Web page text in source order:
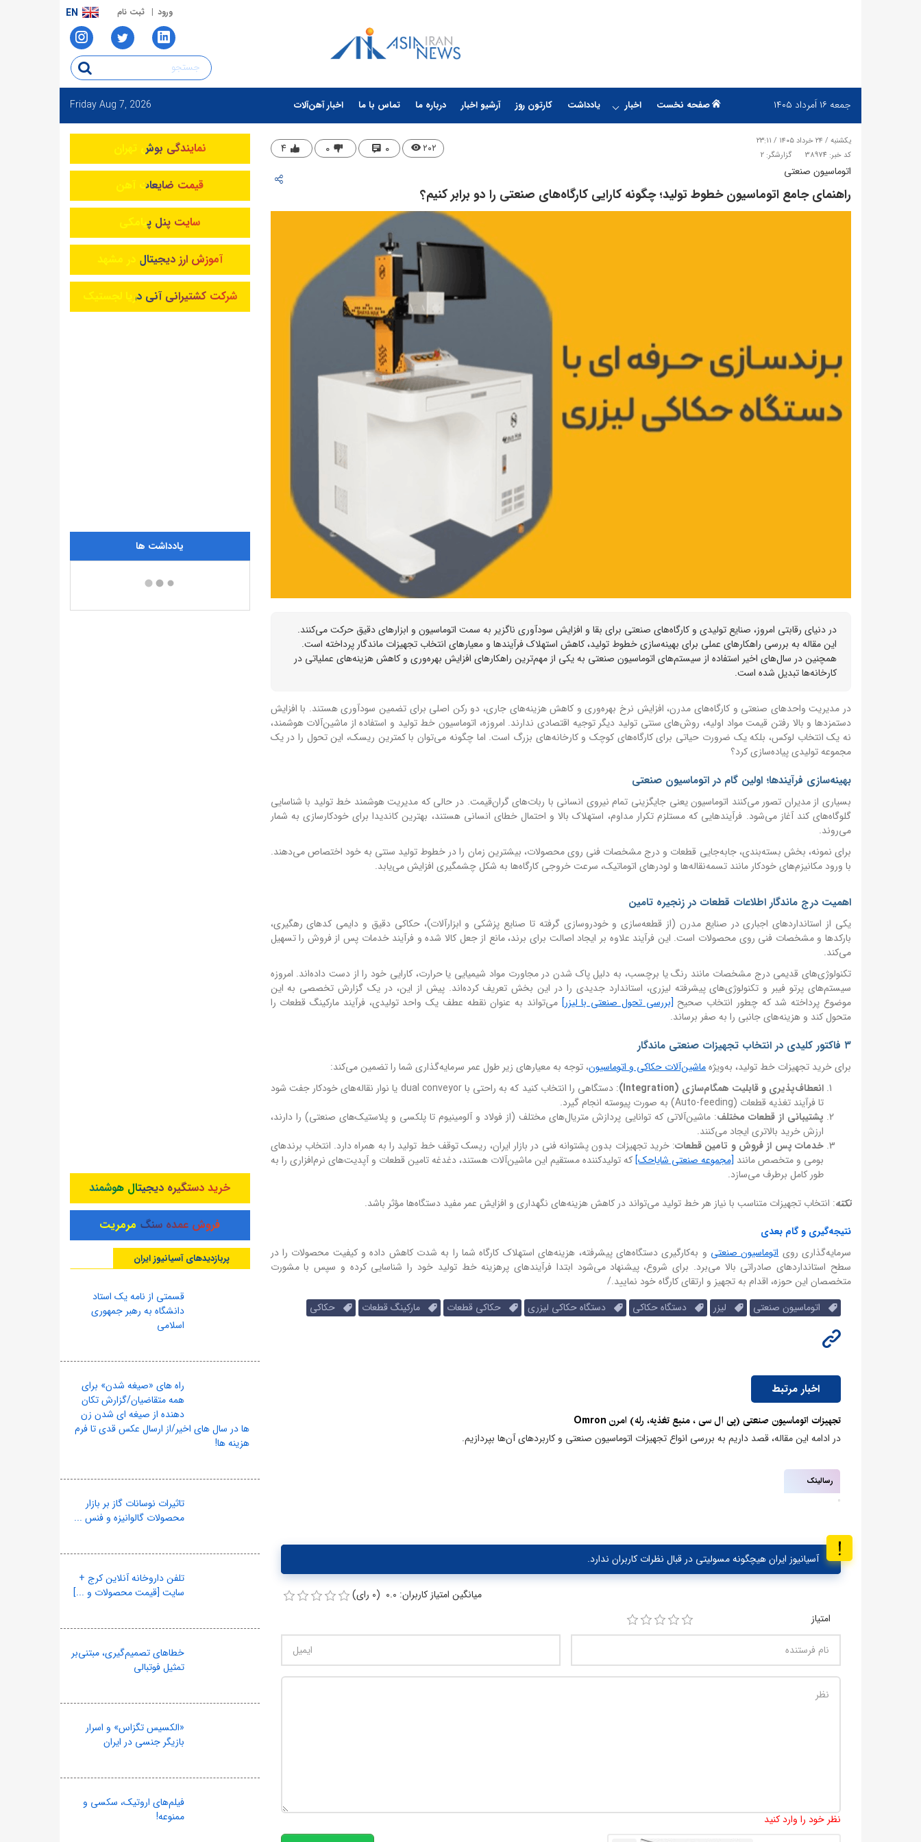
ورود ثبت نام EN
جمعه ۱۶ اَمرداد ۱۴۰۵ صفحه نخست اخبار یادداشت کارتون روز آرشیو اخبار درباره ما تماس با ما اخبار آهن‌آلات FridayAug 7, 2026
یکشنبه / ۲۴ خرداد ۱۴۰۵ / ۲۳:۱۱
کد خبر: 38974
گزارشگر: 2 ۲۰۲ ۰ ۰ ۴
اتوماسیون صنعتی
راهنمای جامع اتوماسیون خطوط تولید؛ چگونه کارایی کارگاه‌های صنعتی را دو برابر کنیم؟
در دنیای رقابتی امروز، صنایع تولیدی و کارگاه‌های صنعتی برای بقا و افزایش سودآوری ناگزیر به سمت اتوماسیون و ابزارهای دقیق حرکت می‌کنند.
این مقاله به بررسی راهکارهای عملی برای بهینه‌سازی خطوط تولید، کاهش استهلاک فرآیندها و معیارهای انتخاب تجهیزات ماندگار پرداخته است.
همچنین در سال‌های اخیر استفاده از سیستم‌های اتوماسیون صنعتی به یکی از مهم‌ترین راهکارهای افزایش بهره‌وری و کاهش هزینه‌های عملیاتی در
کارخانه‌ها تبدیل شده است.
در مدیریت واحدهای صنعتی و کارگاه‌های مدرن، افزایش نرخ بهره‌وری و کاهش هزینه‌های جاری، دو رکن اصلی برای تضمین سودآوری هستند. با افزایش
دستمزدها و بالا رفتن قیمت مواد اولیه، روش‌های سنتی تولید دیگر توجیه اقتصادی ندارند. امروزه، اتوماسیون خط تولید و استفاده از ماشین‌آلات هوشمند،
نه یک انتخاب لوکس، بلکه یک ضرورت حیاتی برای کارگاه‌های کوچک و کارخانه‌های بزرگ است. اما چگونه می‌توان با کمترین ریسک، این تحول را در یک
مجموعه تولیدی پیاده‌سازی کرد؟
بهینه‌سازی فرآیندها؛ اولین گام در اتوماسیون صنعتی
بسیاری از مدیران تصور می‌کنند اتوماسیون یعنی جایگزینی تمام نیروی انسانی با ربات‌های گران‌قیمت. در حالی که مدیریت هوشمند خط تولید با شناسایی
گلوگاه‌های کند آغاز می‌شود. فرآیندهایی که مستلزم تکرار مداوم، استهلاک بالا و احتمال خطای انسانی هستند، بهترین کاندیدا برای خودکارسازی به شمار
می‌روند.
برای نمونه، بخش بسته‌بندی، جابه‌جایی قطعات و درج مشخصات فنی روی محصولات، بیشترین زمان را در خطوط تولید سنتی به خود اختصاص می‌دهند.
با ورود مکانیزم‌های خودکار مانند تسمه‌نقاله‌ها و لودرهای اتوماتیک، سرعت خروجی کارگاه‌ها به شکل چشمگیری افزایش می‌یابد.
اهمیت درج ماندگار اطلاعات قطعات در زنجیره تامین
یکی از استانداردهای اجباری در صنایع مدرن (از قطعه‌سازی و خودروسازی گرفته تا صنایع پزشکی و ابزارآلات)، حکاکی دقیق و دایمی کدهای رهگیری،
بارکدها و مشخصات فنی روی محصولات است. این فرآیند علاوه بر ایجاد اصالت برای برند، مانع از جعل کالا شده و فرآیند خدمات پس از فروش را تسهیل
می‌کند.
تکنولوژی‌های قدیمی درج مشخصات مانند رنگ یا برچسب، به دلیل پاک شدن در مجاورت مواد شیمیایی یا حرارت، کارایی خود را از دست داده‌اند. امروزه
سیستم‌های پرتو فیبر و تکنولوژی‌های پیشرفته لیزری، استاندارد جدیدی را در این بخش تعریف کرده‌اند. پیش از این، در یک گزارش تخصصی به این
موضوع پرداخته شد که چطور انتخاب صحیح [بررسی تحول صنعتی با لیزر] می‌تواند به عنوان نقطه عطف یک واحد تولیدی، فرآیند مارکینگ قطعات را
متحول کند و هزینه‌های جانبی را به صفر برساند.
۳ فاکتور کلیدی در انتخاب تجهیزات صنعتی ماندگار
برای خرید تجهیزات خط تولید، به‌ویژهماشین‌آلات حکاکی و اتوماسیون، توجه به معیارهای زیر طول عمر سرمایه‌گذاری شما را تضمین می‌کند:
انعطاف‌پذیری و قابلیت همگام‌سازی (Integration)
: دستگاهی را انتخاب کنید که به راحتی با dual conveyor یا نوار نقاله‌های خودکار جفت شود
تا فرآیند تغذیه قطعات (Auto-feeding) به صورت پیوسته انجام گیرد.
پشتیبانی از قطعات مختلف: ماشین‌آلاتی که توانایی پردازش متریال‌های مختلف (از فولاد و آلومینیوم تا پلکسی و پلاستیک‌های صنعتی) را دارند،
ارزش خرید بالاتری ایجاد می‌کنند.
خدمات پس از فروش و تامین قطعات: خرید تجهیزات بدون پشتوانه فنی در بازار ایران، ریسک توقف خط تولید را به همراه دارد. انتخاب برندهای
بومی و متخصص مانند [مجموعه صنعتی شایاحک] که تولیدکننده مستقیم این ماشین‌آلات هستند، دغدغه تامین قطعات و آپدیت‌های نرم‌افزاری را به
طور کامل برطرف می‌سازد.
نکته: انتخاب تجهیزات متناسب با نیاز هر خط تولید می‌تواند در کاهش هزینه‌های نگهداری و افزایش عمر مفید دستگاه‌ها مؤثر باشد.
نتیجه‌گیری و گام بعدی
سرمایه‌گذاری رویاتوماسیون صنعتی و به‌کارگیری دستگاه‌های پیشرفته، هزینه‌های استهلاک کارگاه شما را به شدت کاهش داده و کیفیت محصولات را در
سطح استانداردهای صادراتی بالا می‌برد. برای شروع، پیشنهاد می‌شود ابتدا فرآیندهای پرهزینه خط تولید خود را شناسایی کرده و سپس با مشورت
متخصصان این حوزه، اقدام به تجهیز و ارتقای کارگاه خود نمایید./
اتوماسیون صنعتی
لیزر دستگاه حکاکی دستگاه حکاکی لیزری حکاکی قطعات مارکینگ قطعات حکاکی
اخبار مرتبط
تجهیزات اتوماسیون صنعتی (پی ال سی ، منبع تغذیه، رله) امرن Omron
در ادامه این مقاله، قصد داریم به بررسی انواع تجهیزات اتوماسیون صنعتی و کاربردهای آن‌ها بپردازیم.
رسالینک
آسیانیوز ایران هیچگونه مسولیتی در قبال نظرات کاربران ندارد.
میانگین امتیاز کاربران: 0.0 (0 رای)
امتیاز
نظر خود را وارد کنید
نمایندگی بوش تهران
قیمت ضایعات آهن
سایت پنل پیامکی
آموزش ارز دیجیتال در مشهد
شرکت کشتیرانی آنی دریا لجستیک
یادداشت ها
خرید دستگیره دیجیتال هوشمند
فروش عمده سنگ مرمریت
پربازدیدهای آسیانیوز ایران
قسمتی از نامه یک استاد
دانشگاه به رهبر جمهوری
اسلامی
راه های «صیغه شدن» برای
همه متقاضیان/گزارش تکان
دهنده از صیغه ای شدن زن
ها در سال های اخیر/از ارسال عکس قدی تا فرم
هزینه ها!
تاثیرات نوسانات گاز بر بازار
محصولات گالوانیزه و فنس ...
تلفن داروخانه آنلاین کرج +
سایت [قیمت محصولات و ...]
خطاهای تصمیم‌گیری، مبتنی‌بر
تمثیل فوتبالی
«الکسیس تگزاس» و اسرار
بازیگر جنسی در ایران
فیلم‌های اروتیک، سکسی و
ممنوعه!